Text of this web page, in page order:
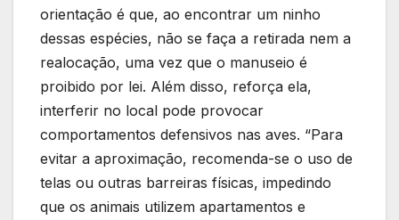
orientação é que, ao encontrar um ninho
dessas espécies, não se faça a retirada nem a
realocação, uma vez que o manuseio é
proibido por lei. Além disso, reforça ela,
interferir no local pode provocar
comportamentos defensivos nas aves. “Para
evitar a aproximação, recomenda-se o uso de
telas ou outras barreiras físicas, impedindo
que os animais utilizem apartamentos e